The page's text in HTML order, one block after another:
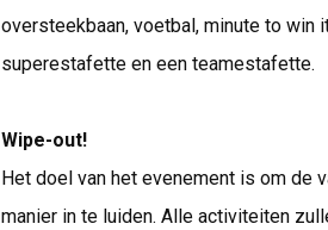
oversteekbaan, voetbal, minute to win
superestafette en een teamestafette.
Wipe-out!
Het doel van het evenement is om de
manier in te luiden. Alle activiteiten